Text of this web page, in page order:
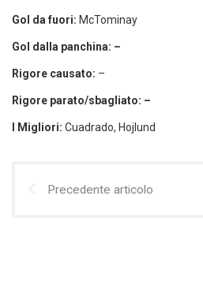
Gol da fuori: McTominay
Gol dalla panchina: –
Rigore causato: –
Rigore parato/sbagliato: –
I Migliori: Cuadrado, Hojlund
Precedente articolo